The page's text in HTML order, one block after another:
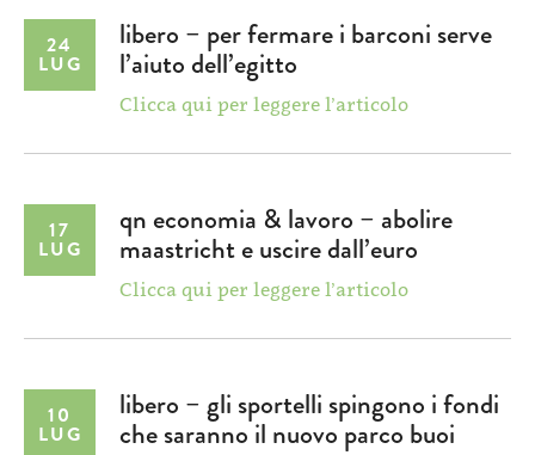
24
LUG
libero – per fermare i barconi serve
l’aiuto dell’egitto
Clicca qui per leggere l’articolo
17
LUG
qn economia & lavoro – abolire
maastricht e uscire dall’euro
Clicca qui per leggere l’articolo
10
LUG
libero – gli sportelli spingono i fondi
che saranno il nuovo parco buoi